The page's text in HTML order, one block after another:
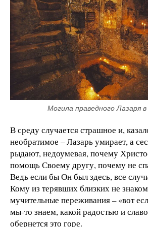
Могила праведного Лазаря
В среду случается страшное и,
необратимое – Лазарь умирает, а
рыдают, недоумевая, почему
помощь Своему другу, почему не
Ведь если бы Он был здесь, все
Кому из терявших близких не
мучительные переживания – «вот
мы-то знаем, какой радостью и
обернется это горе.